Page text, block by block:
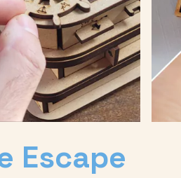
Escape